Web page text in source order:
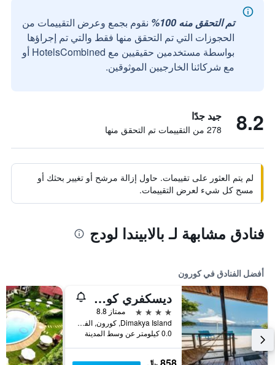
تم التحقق منه 100%
نقوم بجمع وعرض التقييمات من
الحجوزات التي تم التحقق منها فقط والتي تم إجراؤها
بواسطة مستخدمين حقيقيين مع HotelsCombined أو
مع شركائنا الخارجيين الموثوقين.
8.2 جيد جدًا
278 من التقييمات تم التحقق منها
لم يتم العثور على تقييمات. حاول إزالة مرشح أو تغيير بحثك أو
مسح كل شيء لعرض التقييمات.
فنادق مشابهة لـ بالابيندا لودج
أفضل الفنادق في كورون
ديسكفري كورون
4 نجوم
ممتاز 8.8
Dimakya Island, كورون, الفلبين
0.0 كيلومتر عن وسط المدينة